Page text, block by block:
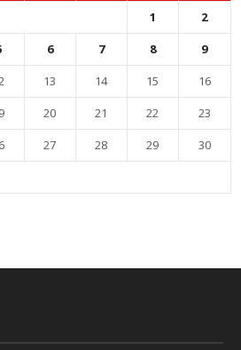
1
2
6 7 8
9
13 14 15
16
20 21 22
23
27 28 29
30